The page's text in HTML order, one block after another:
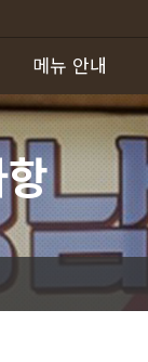
메뉴 안내